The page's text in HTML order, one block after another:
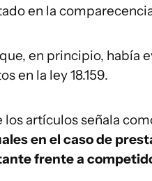
en la
en principio, había
en la ley 18.159.
los artículos señala
en el caso de
frente a